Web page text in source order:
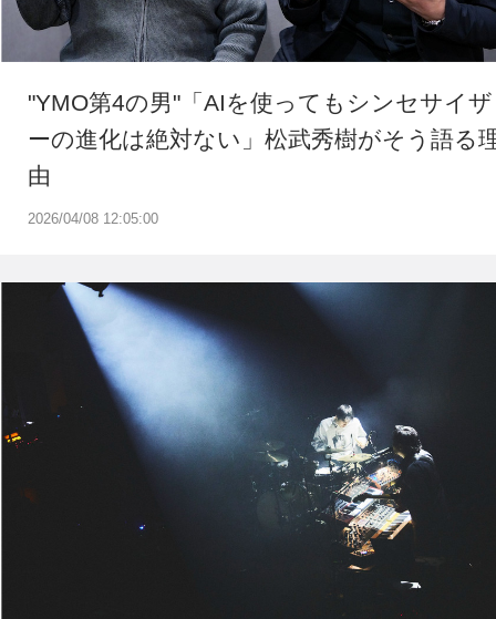
2026/04/08 12:05:00
"YMO第4の男"「AIを使ってもシンセサイザ
ーの進化は絶対ない」松武秀樹がそう語る
由